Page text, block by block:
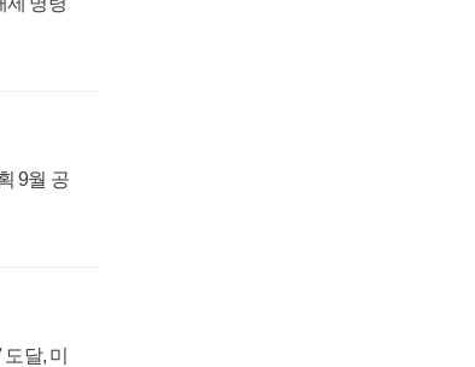
9월 공
달, 미